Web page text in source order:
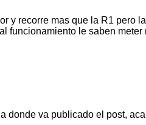
y recorre mas que la R1 pero
funcionamiento le saben
donde va publicado el post,